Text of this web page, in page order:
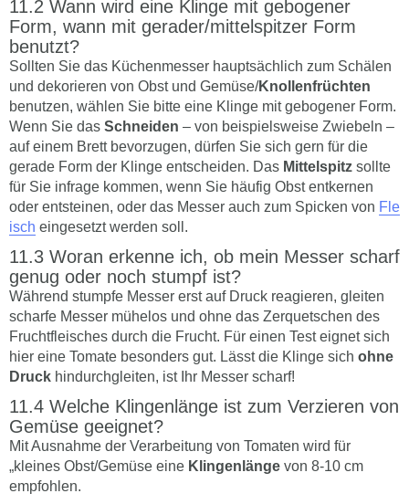
Wann wird eine Klinge mit gebogener
Form, wann mit gerader/mittelspitzer Form
benutzt?
Sollten Sie das Küchenmesser hauptsächlich zum Schälen
und dekorieren von Obst und Gemüse/Knollenfrüchten
benutzen, wählen Sie bitte eine Klinge mit gebogener Form.
Wenn Sie das Schneiden – von beispielsweise Zwiebeln –
auf einem Brett bevorzugen, dürfen Sie sich gern für die
gerade Form der Klinge entscheiden. Das Mittelspitz sollte
für Sie infrage kommen, wenn Sie häufig Obst entkernen
oder entsteinen, oder das Messer auch zum Spicken von Fle
isch eingesetzt werden soll.
Woran erkenne ich, ob mein Messer scharf
genug oder noch stumpf ist?
Während stumpfe Messer erst auf Druck reagieren, gleiten
scharfe Messer mühelos und ohne das Zerquetschen des
Fruchtfleisches durch die Frucht. Für einen Test eignet sich
hier eine Tomate besonders gut. Lässt die Klinge sich ohne
Druck hindurchgleiten, ist Ihr Messer scharf!
Welche Klingenlänge ist zum Verzieren von
Gemüse geeignet?
Mit Ausnahme der Verarbeitung von Tomaten wird für
„kleines Obst/Gemüse eine Klingenlänge von 8-10 cm
empfohlen.